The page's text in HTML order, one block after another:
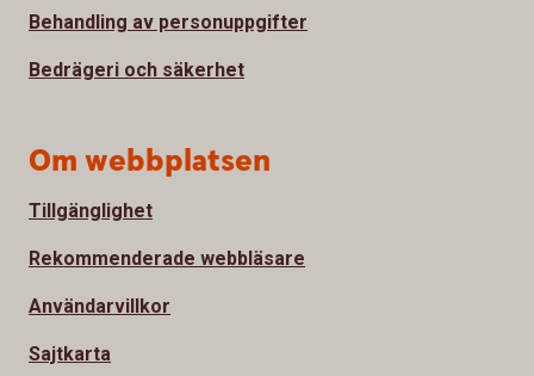
Behandling av personuppgifter
Bedrägeri och säkerhet
Om webbplatsen
Tillgänglighet
Rekommenderade webbläsare
Användarvillkor
Sajtkarta